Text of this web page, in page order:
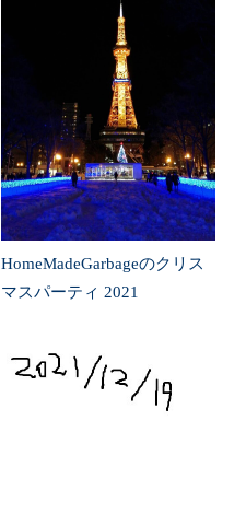
HomeMadeGarbageのクリス
マスパーティ 2021